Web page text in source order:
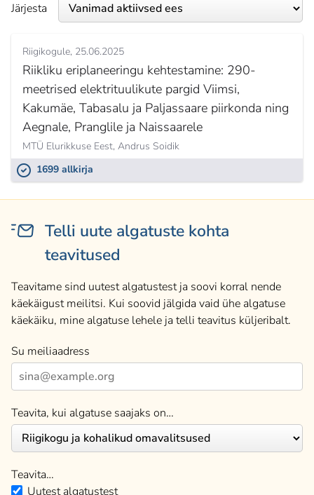
Järjesta
Riigikogule 25.06.2025
Riikliku eriplaneeringu kehtestamine: 290-
meetrised elektrituulikute pargid Viimsi,
Kakumäe, Tabasalu ja Paljassaare piirkonda ning
Aegnale, Pranglile ja Naissaarele
MTÜ Elurikkuse Eest, Andrus Soidik
1699 allkirja
Telli uute algatuste kohta
teavitused
Teavitame sind uutest algatustest ja soovi korral nende
käekäigust meilitsi. Kui soovid jälgida vaid ühe algatuse
käekäiku, mine algatuse lehele ja telli teavitus küljeribalt.
Su meiliaadress
Teavita, kui algatuse saajaks on…
Teavita…
Uutest algatustest